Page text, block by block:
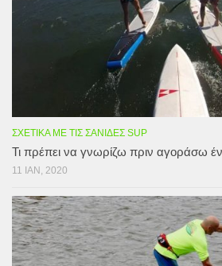
ΣΧΕΤΙΚΆ ΜΕ ΤΙΣ ΣΑΝΊΔΕΣ SUP
Τι πρέπει να γνωρίζω πριν αγοράσω
11 ΙΑΝ, 2020